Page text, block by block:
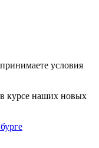
условия
курсе наших новых